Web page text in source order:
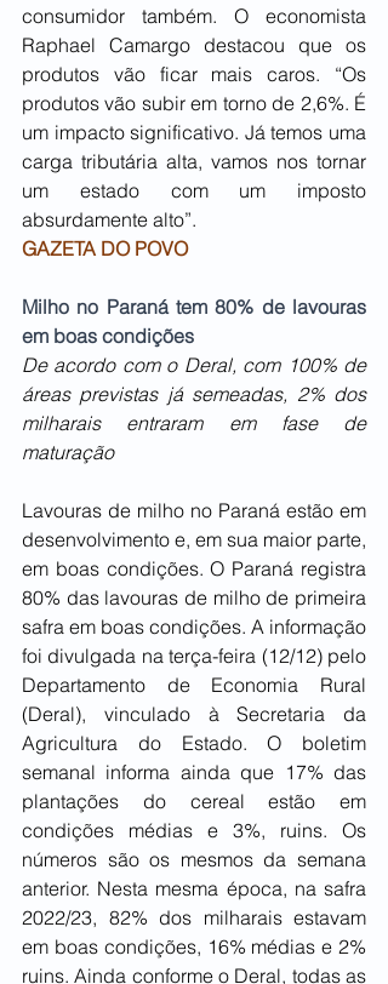
consumidor também. O economista
Raphael Camargo destacou que os
produtos vão ficar mais caros. “Os
produtos vão subir em torno de 2,6%. É
um impacto significativo. Já temos uma
carga tributária alta, vamos nos tornar
um estado com um imposto
absurdamente alto”.
GAZETA DO POVO
Milho no Paraná tem 80% de lavouras
em boas condições
De acordo com o Deral, com 100% de
áreas previstas já semeadas, 2% dos
milharais entraram em fase de
maturação
Lavouras de milho no Paraná estão em
desenvolvimento e, em sua maior parte,
em boas condições. O Paraná registra
80% das lavouras de milho de primeira
safra em boas condições. A informação
foi divulgada na terça-feira (12/12) pelo
Departamento de Economia Rural
(Deral), vinculado à Secretaria da
Agricultura do Estado. O boletim
semanal informa ainda que 17% das
plantações do cereal estão em
condições médias e 3%, ruins. Os
números são os mesmos da semana
anterior. Nesta mesma época, na safra
2022/23, 82% dos milharais estavam
em boas condições, 16% médias e 2%
ruins. Ainda conforme o Deral, todas as